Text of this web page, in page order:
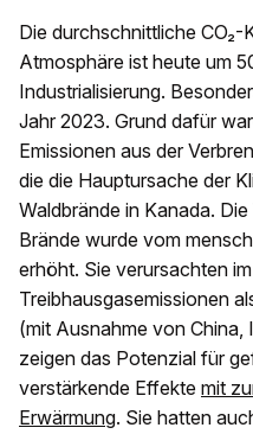
Die durchschnittliche
Atmosphäre ist heute um
Industrialisierung.
Jahr 2023. Grund dafür
Emissionen aus der
die die Hauptursache der
Waldbrände in Kanada.
Brände wurde vom
erhöht. Sie verursachten
Treibhausgasemissionen
(mit Ausnahme von
zeigen das Potenzial für
verstärkende Effekte mit
Erwärmung. Sie hatten